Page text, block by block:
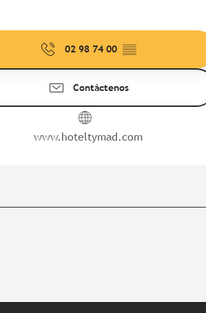
02 98 74 00 ▒▒
Contáctenos
www.hoteltymad.com